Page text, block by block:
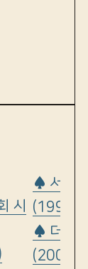
시
♠ 서버
(1999
♠ 더 넓
(2000